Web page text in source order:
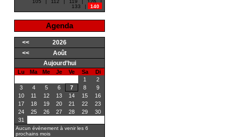
105
| 112 | 119 | 126
|
133
| 140
Agenda
<<
2026
<<
Août
Aujourd’hui
Lu Ma Me Je Ve Sa
Di
1
2
3
4 5 6 7 8
9
10
11 12 13 14 15
16
17
18 19 20 21 22
23
24
25 26 27 28 29
30
31
Aucun évènement à venir les 6
prochains mois